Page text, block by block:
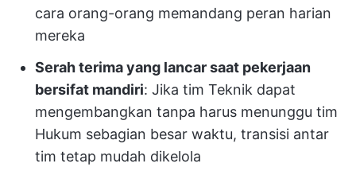
cara orang-orang memandang peran harian
mereka
Serah terima yang lancar saat pekerjaan
bersifat mandiri: Jika tim Teknik dapat
mengembangkan tanpa harus menunggu tim
Hukum sebagian besar waktu, transisi antar
tim tetap mudah dikelola